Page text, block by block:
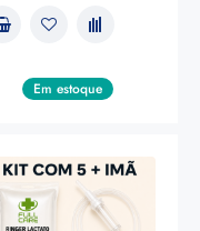
Em estoque